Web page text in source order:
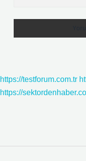
https://testforum.com.tr
https://